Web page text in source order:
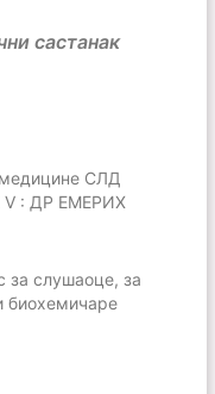
састанак
медицине СЛД
: ДР ЕМЕРИХ
за слушаоце, за
биохемичаре